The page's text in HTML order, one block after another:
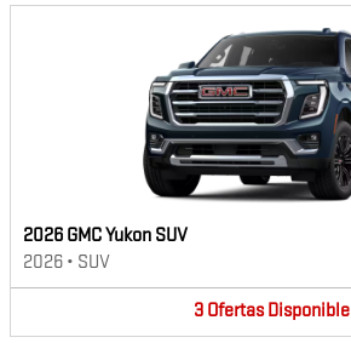
2026 GMC Yukon SUV
2026 • SUV
3 Ofertas Disponible